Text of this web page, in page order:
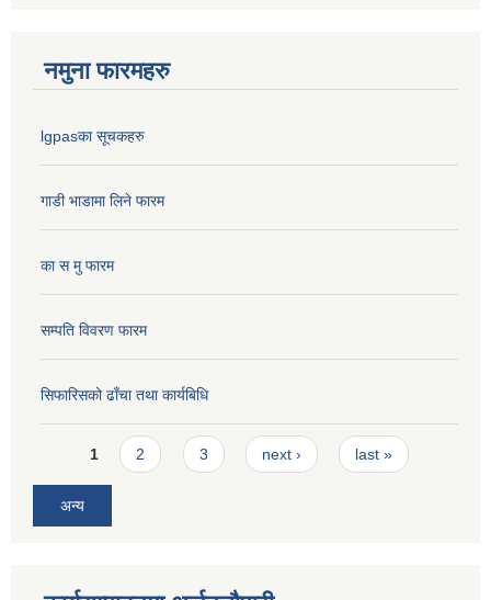
नमुना फारमहरु
lgpasका सूचकहरु
गाडी भाडामा लिने फारम
का स मु फारम
सम्पति विवरण फारम
सिफारिसको ढाँचा तथा कार्यबिधि
Pages
1 2 3 next › last »
अन्य